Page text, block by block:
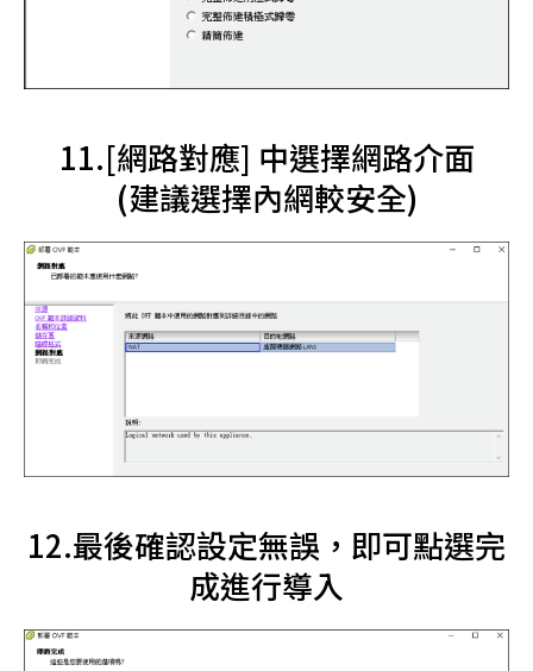
11.[網路對應] 中選擇網路介面
(建議選擇內網較安全)
12.最後確認設定無誤，即可點選完
成進行導入